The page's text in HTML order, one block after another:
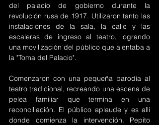
del palacio de gobierno durante la
revolución rusa de 1917. Utilizaron tanto las
instalaciones de la sala, la calle y las
escaleras de ingreso al teatro, logrando
una movilización del público que alentaba a
la "Toma del Palacio".
Comenzaron con una pequeña parodia al
teatro tradicional, recreando una escena de
pelea familiar que termina en una
reconciliación. El público aplaude y es allí
donde comienza la intervención. Pepito